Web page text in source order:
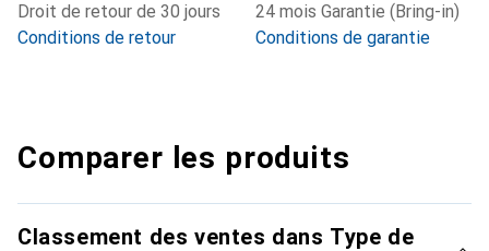
Droit de retour de 30 jours
Conditions de retour
24 mois Garantie (Bring-in)
Conditions de garantie
Comparer les produits
Classement des ventes dans Type de